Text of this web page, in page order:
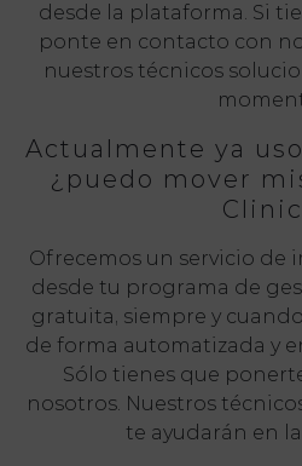
desde la plataforma. Si
ponte en contacto con
nuestros técnicos
Actualmente ya
¿puedo mover
Ofrecemos un servicio de
desde tu programa de
gratuita, siempre y
de forma automatizada y
Sólo tienes que
nosotros. Nuestros
te ayudarán en